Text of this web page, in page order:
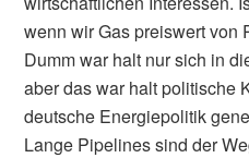
wenn wir Gas preiswert von
Dumm war halt nur sich in
aber das war halt politische
deutsche Energiepolitik
Lange Pipelines sind der